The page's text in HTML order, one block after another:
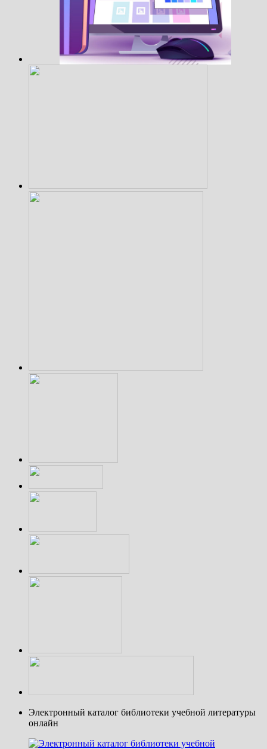
Электронный каталог библиотеки учебной литературы
онлайн